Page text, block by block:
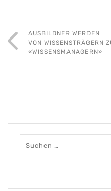
AUS­BILDNER WERDEN
VON WIS­SENS­TRÄ­GERN
«WISSENSMANAGERN»